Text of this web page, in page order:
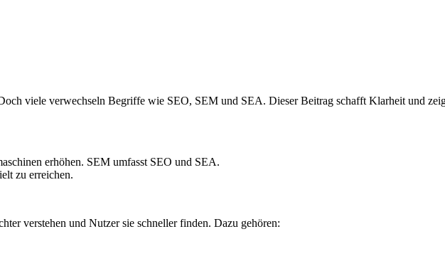
viele verwechseln Begriffe wie SEO, SEM und SEA. Dieser Beitrag schafft Klarheit und
erhöhen. SEM umfasst SEO und SEA.
zu erreichen.
verstehen und Nutzer sie schneller finden. Dazu gehören: